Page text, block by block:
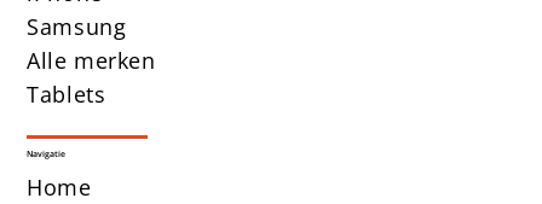
Samsung
Alle merken
Tablets
Navigatie
Home